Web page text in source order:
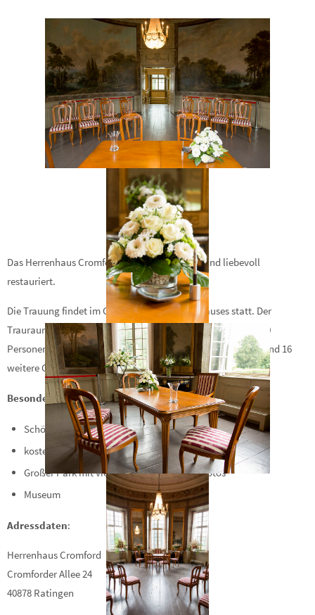
[SHOW PICTURE LIST]
Das Herrenhaus Cromford wurde 1787 erbaut und liebevoll
restauriert.
Die Trauung findet im Gartensaal des Herrenhauses statt. Der
Trauraum bietet Plaz für Hochzeitsgesellschaften bis max. 30
Personen (20 Sitzplätze, für das Brautpaar, die Trauzeugen und 16
weitere Gäste).
Besonderheiten:
Schön gestaltetes Ambiete
kostenlose Parkplätze im Wohngebiet
Großer Park mit vielen Möglichkeiten für Fotos
Museum
Adressdaten:
Herrenhaus Cromford
Cromforder Allee 24
40878 Ratingen